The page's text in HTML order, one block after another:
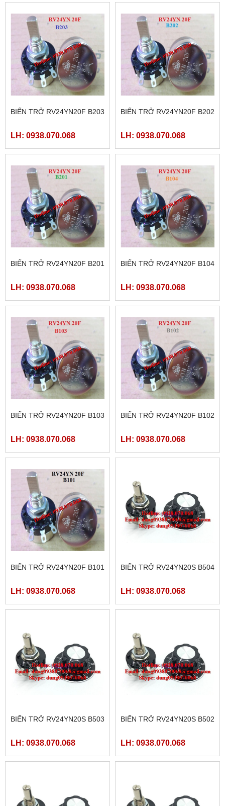
BIẾN TRỞ RV24YN20F B203
LH: 0938.070.068
BIẾN TRỞ RV24YN20F B202
LH: 0938.070.068
BIẾN TRỞ RV24YN20F B201
LH: 0938.070.068
BIẾN TRỞ RV24YN20F B104
LH: 0938.070.068
BIẾN TRỞ RV24YN20F B103
LH: 0938.070.068
BIẾN TRỞ RV24YN20F B102
LH: 0938.070.068
BIẾN TRỞ RV24YN20F B101
LH: 0938.070.068
BIẾN TRỞ RV24YN20S B504
LH: 0938.070.068
BIẾN TRỞ RV24YN20S B503
LH: 0938.070.068
BIẾN TRỞ RV24YN20S B502
LH: 0938.070.068